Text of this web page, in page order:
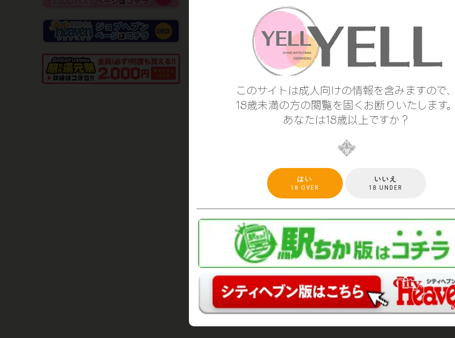
このサイトは成人向けの情報を含みますので
18歳未満の方の閲覧を固くお断りいたします
あなたは18歳以上ですか？
はい
18 OVER
いいえ
18 UNDER
広島県広島市中区河原町